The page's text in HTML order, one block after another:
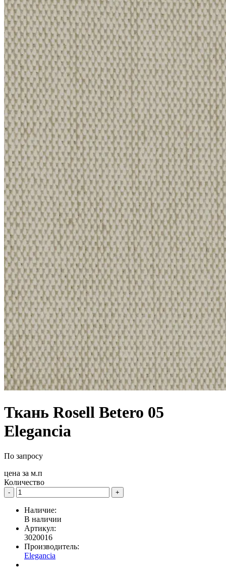
Ткань Rosell Betero 05
Elegancia
По запросу
цена за м.п
Количество
- +
Наличие:
В наличии
Артикул:
3020016
Производитель:
Elegancia